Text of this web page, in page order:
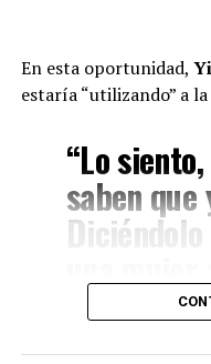
En esta oportunidad,
estaría “utilizando” a
“Lo
saben
Diciéndolo
femenina.